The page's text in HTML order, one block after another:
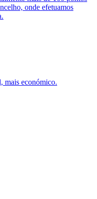
onde efetuamos
mais económico.